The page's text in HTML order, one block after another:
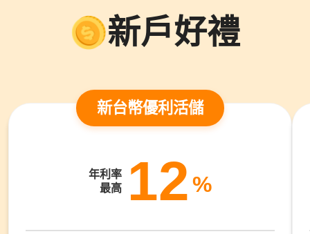
新戶好禮
新台幣優利活儲
年利率
最高
12%